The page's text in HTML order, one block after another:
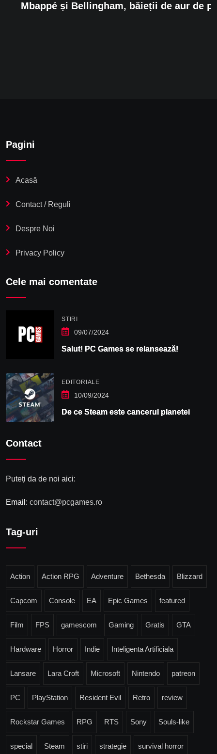
Mbappé și Bellingham, băieții de aur de pe
Pagini
Acasă
Contact / Reguli
Despre Noi
Privacy Policy
Cele mai comentate
STIRI
09/07/2024
Salut! PC Games se relansează!
EDITORIALE
10/09/2024
De ce Steam este cancerul planetei
Contact
Puteți da de noi aici:
Email: contact@pcgames.ro
Tag-uri
Action Action RPG Adventure Bethesda Blizzard
Capcom Console EA Epic Games featured
Film FPS gamescom Gaming Gratis GTA
Hardware Horror Indie Inteligenta Artificiala
Lansare Lara Croft Microsoft Nintendo patreon
PC PlayStation Resident Evil Retro review
Rockstar Games RPG RTS Sony Souls-like
special Steam stiri strategie survival horror